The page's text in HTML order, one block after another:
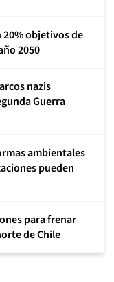
20% objetivos de
2050
nazis
Guerra
ambientales
pueden
para frenar
de Chile